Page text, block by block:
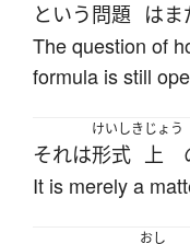
という問題 はま
The question of
formula is still
それは
けいしき
形式
じょう
上
It is merely a
おし